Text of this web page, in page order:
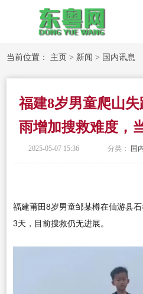
当前位置： 主页 > 新闻 > 国内讯息
福建8岁男童爬山
雨增加搜救难度，
2025-05-07 15:36 分类： 国
福建莆田8岁男童邹某樽在仙游县
3天，目前搜救仍无进展。